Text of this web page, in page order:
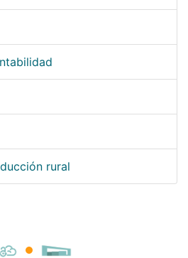
rural